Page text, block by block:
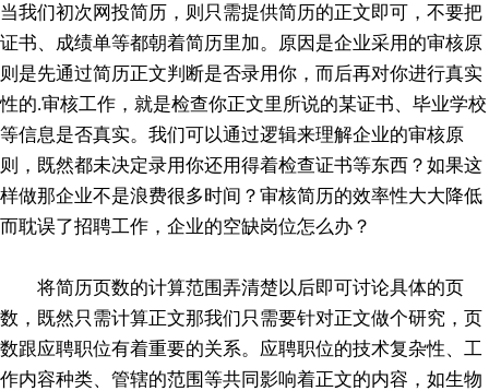
当我们初次网投简历，则只需提供简历的正文即可，不要把
证书、成绩单等都朝着简历里加。原因是企业采用的审核原
则是先通过简历正文判断是否录用你，而后再对你进行真实
性的.审核工作，就是检查你正文里所说的某证书、毕业学校
等信息是否真实。我们可以通过逻辑来理解企业的审核原
则，既然都未决定录用你还用得着检查证书等东西？如果这
样做那企业不是浪费很多时间？审核简历的效率性大大降低
而耽误了招聘工作，企业的空缺岗位怎么办？
将简历页数的计算范围弄清楚以后即可讨论具体的页
数，既然只需计算正文那我们只需要针对正文做个研究，页
数跟应聘职位有着重要的关系。应聘职位的技术复杂性、工
作内容种类、管辖的范围等共同影响着正文的内容，如生物